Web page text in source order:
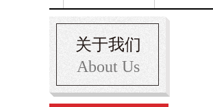
关于我们
About Us